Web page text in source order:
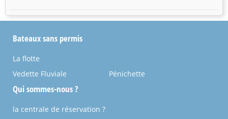
Bateaux sans permis
La flotte
Vedette Fluviale
Pénichette
Qui sommes-nous ?
la centrale de réservation ?